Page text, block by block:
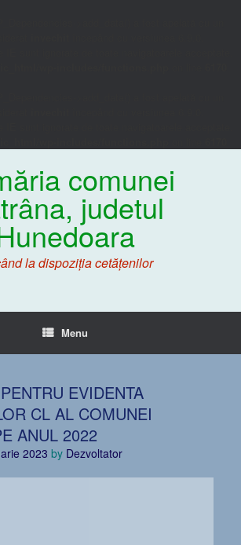
comunei
judetul
la dispoziția cetățenilor
Menu
EVIDENTA
CL AL COMUNEI
ANUL 2022
2023 by Dezvoltator